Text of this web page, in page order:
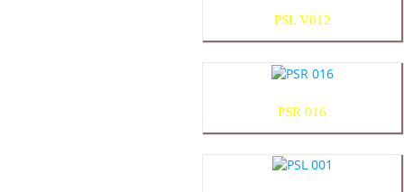
PSL V012
PSR 016